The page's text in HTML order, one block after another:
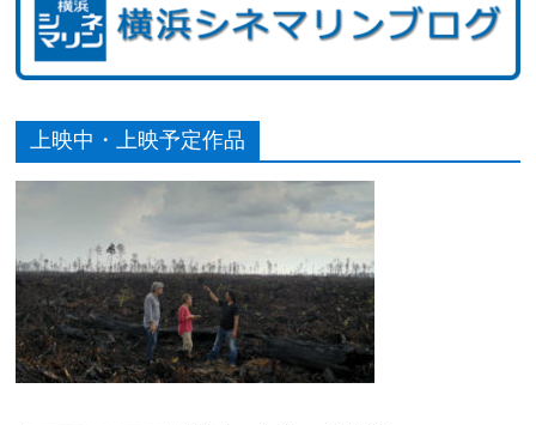
上映中・上映予定作品